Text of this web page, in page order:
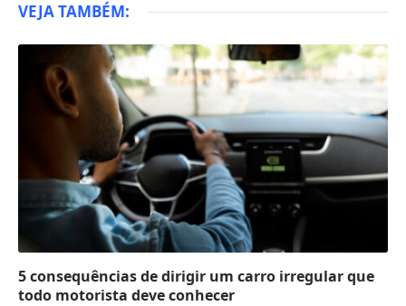
VEJA TAMBÉM:
5 consequências de dirigir um carro irregular que
todo motorista deve conhecer